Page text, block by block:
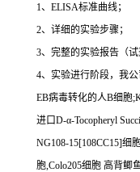
1、 ELISA标准曲线；
2、详细的实验步骤；
3、完整的实验报告（
4、实验进行阶段，我
EB病毒转化的人B细胞
进口D-α-Tocopheryl
NG108-15[108CC15]细
胞,Colo205细胞 高背鲫